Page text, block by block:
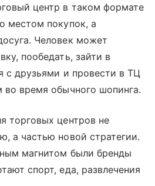
центр в таком формате
местом покупок, а
Человек может
пообедать, зайти в
с друзьями и провести в ТЦ
время обычного шопинга.
торговых центров не
а частью новой стратегии.
магнитом были бренды
спорт, еда, развлечения